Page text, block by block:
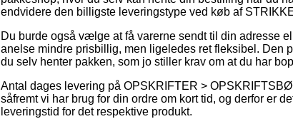
endvidere den billigste leveringstype ved køb af
Du burde også vælge at få varerne sendt til din adresse
anelse mindre prisbillig, men ligeledes ret fleksibel.
du selv henter pakken, som jo stiller krav om at du har
Antal dages levering på OPSKRIFTER >
såfremt vi har brug for din ordre om kort tid, og derfor er
leveringstid for det respektive produkt.